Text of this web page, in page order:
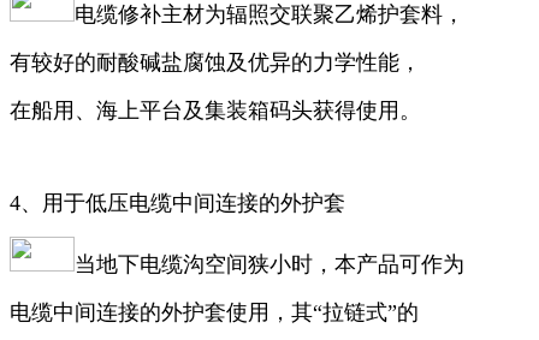
电缆修补主材为辐照交联聚乙烯护套料，
有较好的耐酸碱盐腐蚀及优异的力学性能，
在船用、海上平台及集装箱码头获得使用。
4、用于低压电缆中间连接的外护套
当地下电缆沟空间狭小时，本产品可作为
电缆中间连接的外护套使用，其“拉链式”的